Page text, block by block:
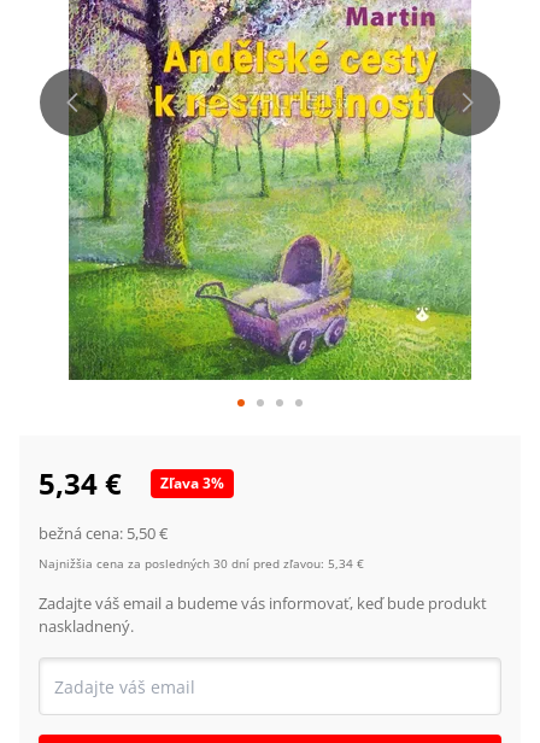
5,34 € Zľava3%
bežná cena: 5,50 €
Najnižšia cena za posledných 30 dní pred zľavou: 5,34 €
Zadajte váš email a budeme vás informovať, keď bude produkt
naskladnený.